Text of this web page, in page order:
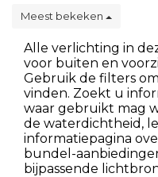
Meest bekeken
Alle verlichting in
voor buiten en
Gebruik de filters
vinden. Zoekt u
waar gebruikt mag
de waterdichtheid,
informatiepagina
bundel-
bijpassende